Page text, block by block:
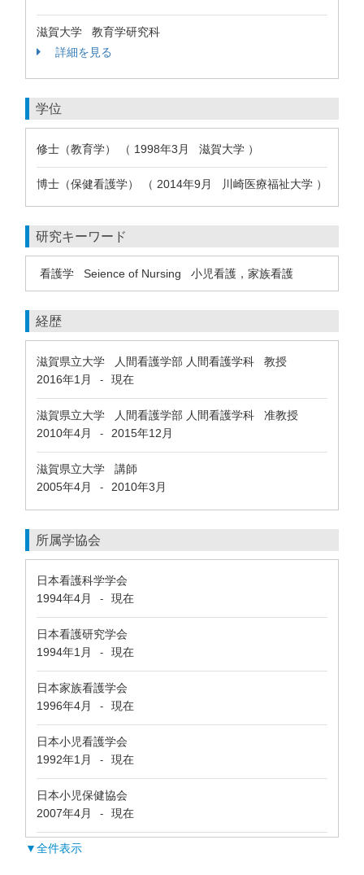
滋賀大学 教育学研究科
詳細を見る
学位
修士（教育学） （ 1998年3月 滋賀大学 ）
博士（保健看護学） （ 2014年9月 川崎医療福祉大学 ）
研究キーワード
看護学 Seience of Nursing 小児看護，家族看護
経歴
滋賀県立大学 人間看護学部 人間看護学科 教授
2016年1月
- 現在
滋賀県立大学 人間看護学部 人間看護学科 准教授
2010年4月
- 2015年12月
滋賀県立大学 講師
2005年4月
- 2010年3月
所属学協会
日本看護科学学会
1994年4月
- 現在
日本看護研究学会
1994年1月
- 現在
日本家族看護学会
1996年4月
- 現在
日本小児看護学会
1992年1月
- 現在
日本小児保健協会
2007年4月
- 現在
▼全件表示